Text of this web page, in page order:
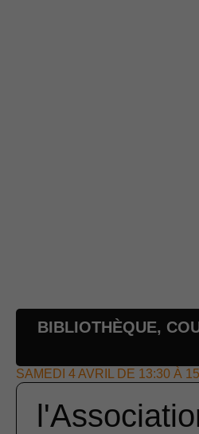
BIBLIOTHÈQUE,
SAMEDI 4 AVRIL DE 13:30 À